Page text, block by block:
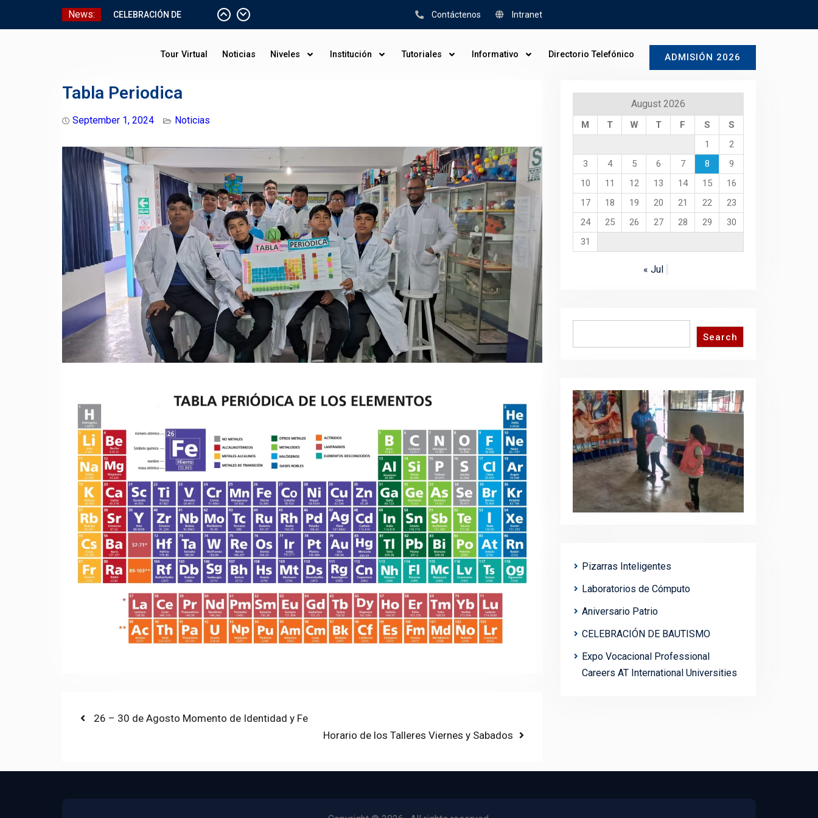
News:
CELEBRACIÓN DE
BAUTISMO
Laboratorios de Cómputo
Contáctenos Intranet
Tour Virtual Noticias Niveles Institución Tutoriales Informativo Directorio Telefónico ADMISIÓN 2026
Tabla Periodica
September 1, 2024 Noticias
Post
Previous
26 – 30 de Agosto Momento de Identidad y Fe
Next
Horario de los Talleres Viernes y Sabados
August 2026
M T W T F S
S
1
2
3
4 5 6 7 8
9
10
11 12 13 14 15
16
17
18 19 20 21 22
23
24
25 26 27 28 29
30
31
« Jul
Search
Pizarras Inteligentes
Laboratorios de Cómputo
Aniversario Patrio
CELEBRACIÓN DE BAUTISMO
Expo Vocacional Professional
Careers AT International Universities